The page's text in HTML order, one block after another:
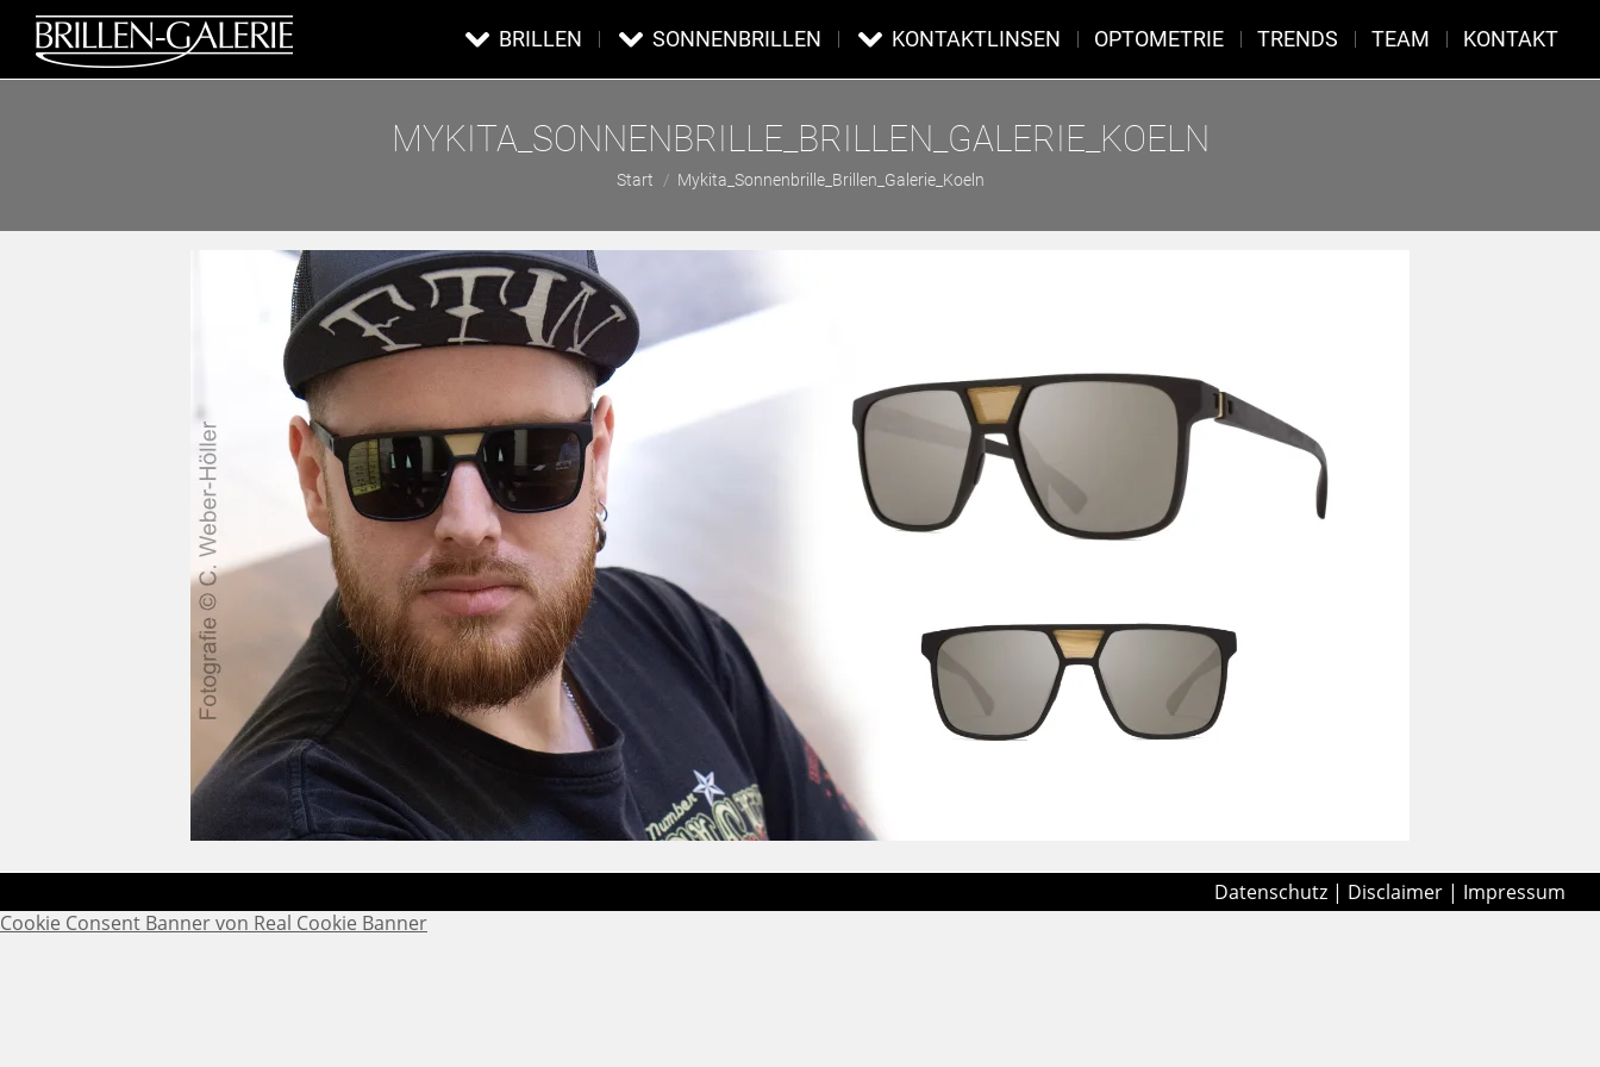
BRILLEN SONNENBRILLEN KONTAKTLINSEN OPTOMETRIE TRENDS TEAM KONTAKT
MYKITA_SONNENBRILLE_BRILLEN_GALERIE_KOELN
Sie befinden sich hier:
Start Mykita_Sonnenbrille_Brillen_Galerie_Koeln
Datenschutz | Disclaimer | Impressum
Cookie Consent Banner von Real Cookie Banner